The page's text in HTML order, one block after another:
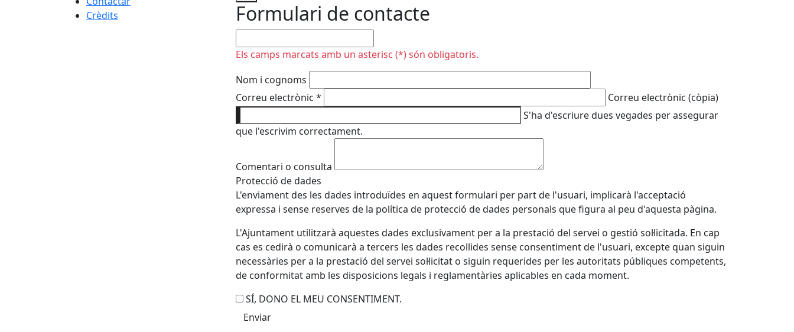
Crèdits
Formulari de contacte
Els camps marcats amb un asterisc (*) són obligatoris.
Nom i cognoms
Correu electrònic *
Correu electrònic (còpia)
S'ha d'escriure dues vegades per assegurar
que l'escrivim correctament.
Comentari o consulta
Protecció de dades
L'enviament des les dades introduïdes en aquest formulari per part de l'usuari, implicarà l'acceptació
expressa i sense reserves de la política de protecció de dades personals que figura al peu d'aquesta pàgina.
L'Ajuntament utilitzarà aquestes dades exclusivament per a la prestació del servei o gestió sol·licitada. En cap
cas es cedirà o comunicarà a tercers les dades recollides sense consentiment de l'usuari, excepte quan siguin
necessàries per a la prestació del servei sol·licitat o siguin requerides per les autoritats públiques competents,
de conformitat amb les disposicions legals i reglamentàries aplicables en cada moment.
SÍ, DONO EL MEU CONSENTIMENT.